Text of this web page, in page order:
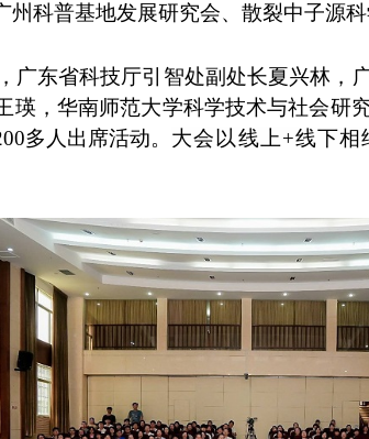
科普基地发展研究会、散裂中子源
省科技厅引智处副处长夏兴林，广
瑛，华南师范大学科学技术与社会研
多人出席活动。 大会以线上+线下相